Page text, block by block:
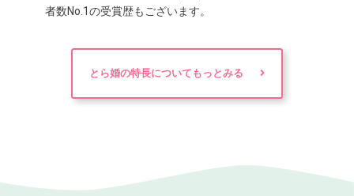
者数No.1の受賞歴もございます。
とら婚の特長についてもっとみる